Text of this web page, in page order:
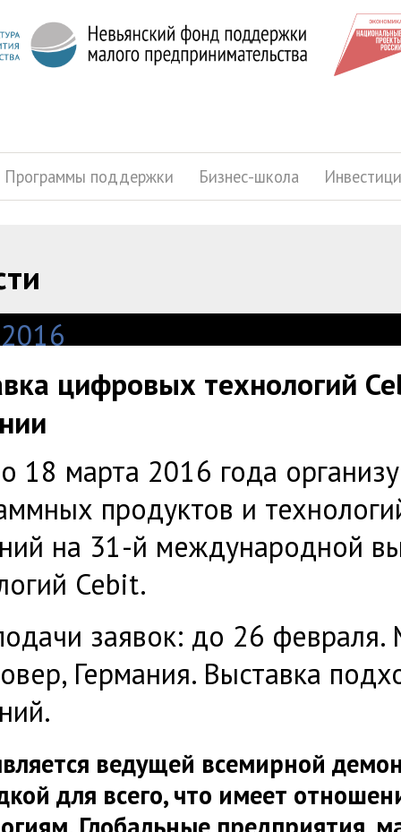
Программы поддержки Бизнес-школа
цифровых технологий
18 марта 2016 года
продуктов и
на 31-й международной
Cebit.
заявок: до 26 февраля.
Германия. Выставка
ведущей всемирной
для всего, что имеет